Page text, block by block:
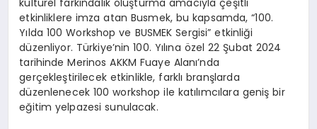
kültürel farkındalık oluşturma amacıyla çeşitli
etkinliklere imza atan Busmek, bu kapsamda, “100.
Yılda 100 Workshop ve BUSMEK Sergisi” etkinliği
düzenliyor. Türkiye’nin 100. Yılına özel 22 Şubat 2024
tarihinde Merinos AKKM Fuaye Alanı’nda
gerçekleştirilecek etkinlikle, farklı branşlarda
düzenlenecek 100 workshop ile katılımcılara geniş bir
eğitim yelpazesi sunulacak.